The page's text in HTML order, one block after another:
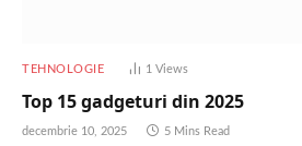
TEHNOLOGIE 1 Views
Top 15 gadgeturi din 2025
decembrie 10, 2025 5 Mins Read